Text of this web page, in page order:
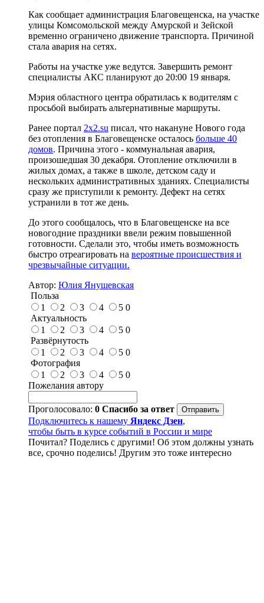
Как сообщает администрация Благовещенска, на участке
улицы Комсомольской между Амурской и Зейской
временно ограничено движение транспорта. Причиной
стала авария на сетях.
Работы на участке уже ведутся. Завершить ремонт
специалисты АКС планируют до 20:00 19 января.
Мэрия областного центра обратилась к водителям с
просьбой выбирать альтернативные маршруты.
Ранее портал 2x2.su писал, что накануне Нового года
без отопления в Благовещенске осталось больше 40
домов. Причина этого - коммунальная авария,
произошедшая 30 декабря. Отопление отключили в
жилых домах, а также в школе, детском саду и
нескольких административных зданиях. Специалисты
сразу же приступили к ремонту. Дефект на сетях
устранили в тот же день.
До этого сообщалось, что в Благовещенске на все
новогодние праздники ввели режим повышенной
готовности. Сделали это, чтобы иметь возможность
быстро отреагировать на вероятные происшествия и
чрезвычайные ситуации.
Автор: Юлия Янушевская
Польза
1
2 3 4 5 0
Актуальность
1
2 3 4 5 0
Развёрнутость
1
2 3 4 5 0
Фотография
1
2 3 4 5 0
Пожелания автору
Проголосовало: 0 Спасибо за ответ
Подключитесь к нашему Яндекс Дзен,
чтобы быть в курсе событий в России и мире
Почитал? Поделись с другими! Об этом должны узнать
все, срочно поделись! Другим это тоже интересно